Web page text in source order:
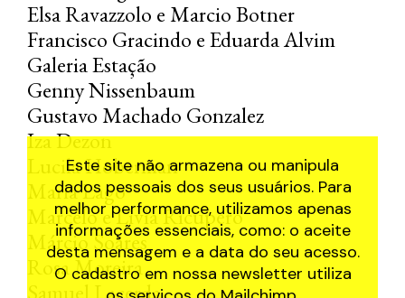
Elsa Ravazzolo e Marcio Botner
Francisco Gracindo e Eduarda Alvim
Galeria Estação
Genny Nissenbaum
Gustavo Machado Gonzalez
Iza Dezon
Lucila Hoberman
Maria Lago
Marcelo e Livia Ricupero
Márcio Soares
Rosa Moreira
Samuel Lacerda
Este site não armazena ou manipula
dados pessoais dos seus usuários. Para
melhor performance, utilizamos apenas
informações essenciais, como: o aceite
desta mensagem e a data do seu acesso.
O cadastro em nossa newsletter utiliza